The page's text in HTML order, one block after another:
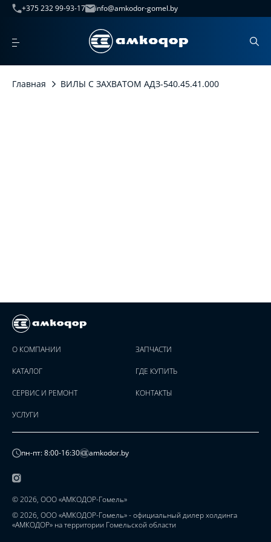
+375 232 99-93-17 info@amkodor-gomel.by
Главная ВИЛЫ С ЗАХВАТОМ АДЗ-540.45.41.000
О КОМПАНИИ
КАТАЛОГ
СЕРВИС И РЕМОНТ
УСЛУГИ
ЗАПЧАСТИ
ГДЕ КУПИТЬ
КОНТАКТЫ
пн-пт: 8:00-16:30 amkodor.by
© 2026, ООО «АМКОДОР-Гомель»
© 2026, ООО «АМКОДОР-Гомель» - официальный дилер холдинга
«АМКОДОР» на территории Гомельской области